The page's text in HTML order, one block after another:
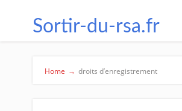
Sortir-du-rsa.fr
Home → droits d’enregistrement